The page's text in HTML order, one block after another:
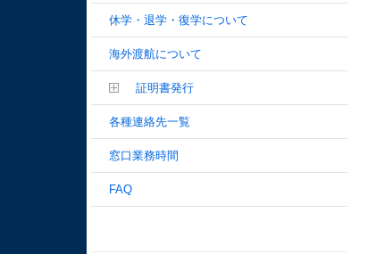
休学・退学・復学について
海外渡航について
証明書発行
各種連絡先一覧
窓口業務時間
FAQ